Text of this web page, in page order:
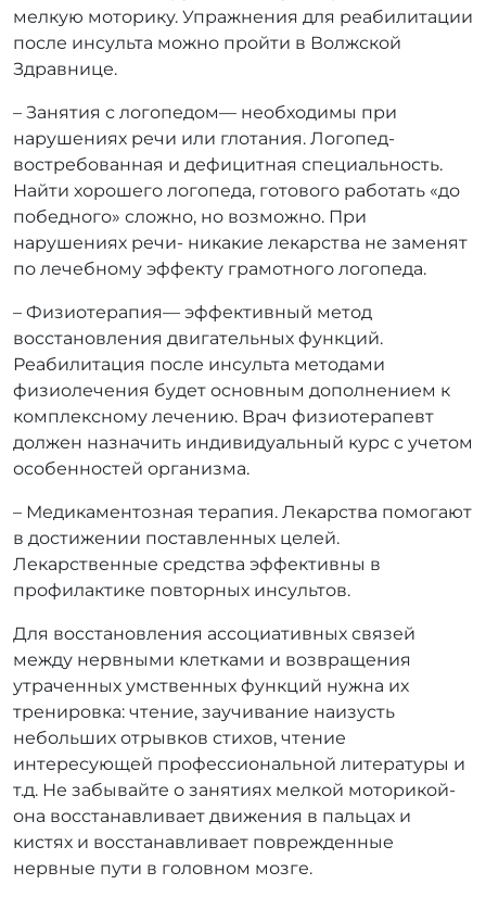
мелкую моторику. Упражнения для реабилитации
после инсульта можно пройти в Волжской
Здравнице.
– Занятия с логопедом— необходимы при
нарушениях речи или глотания. Логопед-
востребованная и дефицитная специальность.
Найти хорошего логопеда, готового работать «до
победного» сложно, но возможно. При
нарушениях речи- никакие лекарства не заменят
по лечебному эффекту грамотного логопеда.
– Физиотерапия— эффективный метод
восстановления двигательных функций.
Реабилитация после инсульта методами
физиолечения будет основным дополнением к
комплексному лечению. Врач физиотерапевт
должен назначить индивидуальный курс с учетом
особенностей организма.
– Медикаментозная терапия. Лекарства помогают
в достижении поставленных целей.
Лекарственные средства эффективны в
профилактике повторных инсультов.
Для восстановления ассоциативных связей
между нервными клетками и возвращения
утраченных умственных функций нужна их
тренировка: чтение, заучивание наизусть
небольших отрывков стихов, чтение
интересующей профессиональной литературы и
т.д. Не забывайте о занятиях мелкой моторикой-
она восстанавливает движения в пальцах и
кистях и восстанавливает поврежденные
нервные пути в головном мозге.